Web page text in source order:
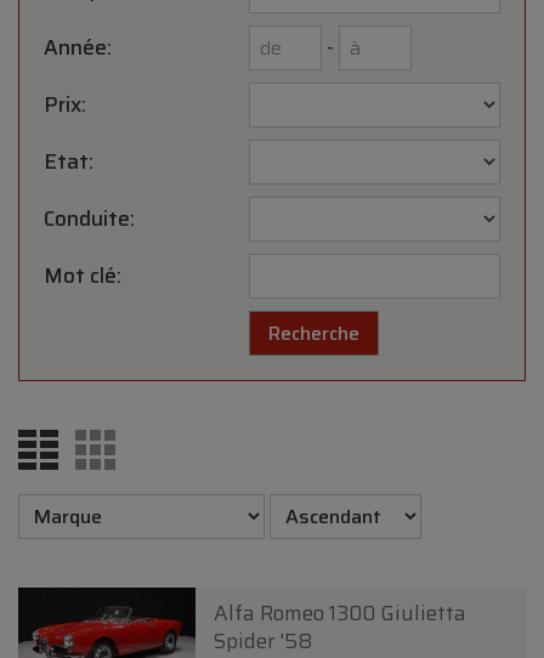
Année:
-
Prix:
Etat:
Conduite:
Mot clé:
Alfa Romeo 1300 Giulietta
Spider '58